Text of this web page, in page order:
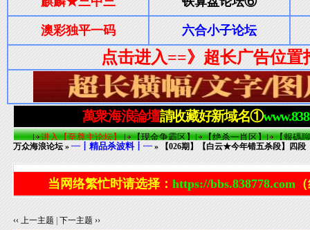
万众海浪论坛»┈┋精品杀波料┋┈» 【026期】【白云★今年错五杀段】四段
当网络繁忙时请选择： https://bbs.838778.com
‹‹ 上一主题 |下一主题 ››